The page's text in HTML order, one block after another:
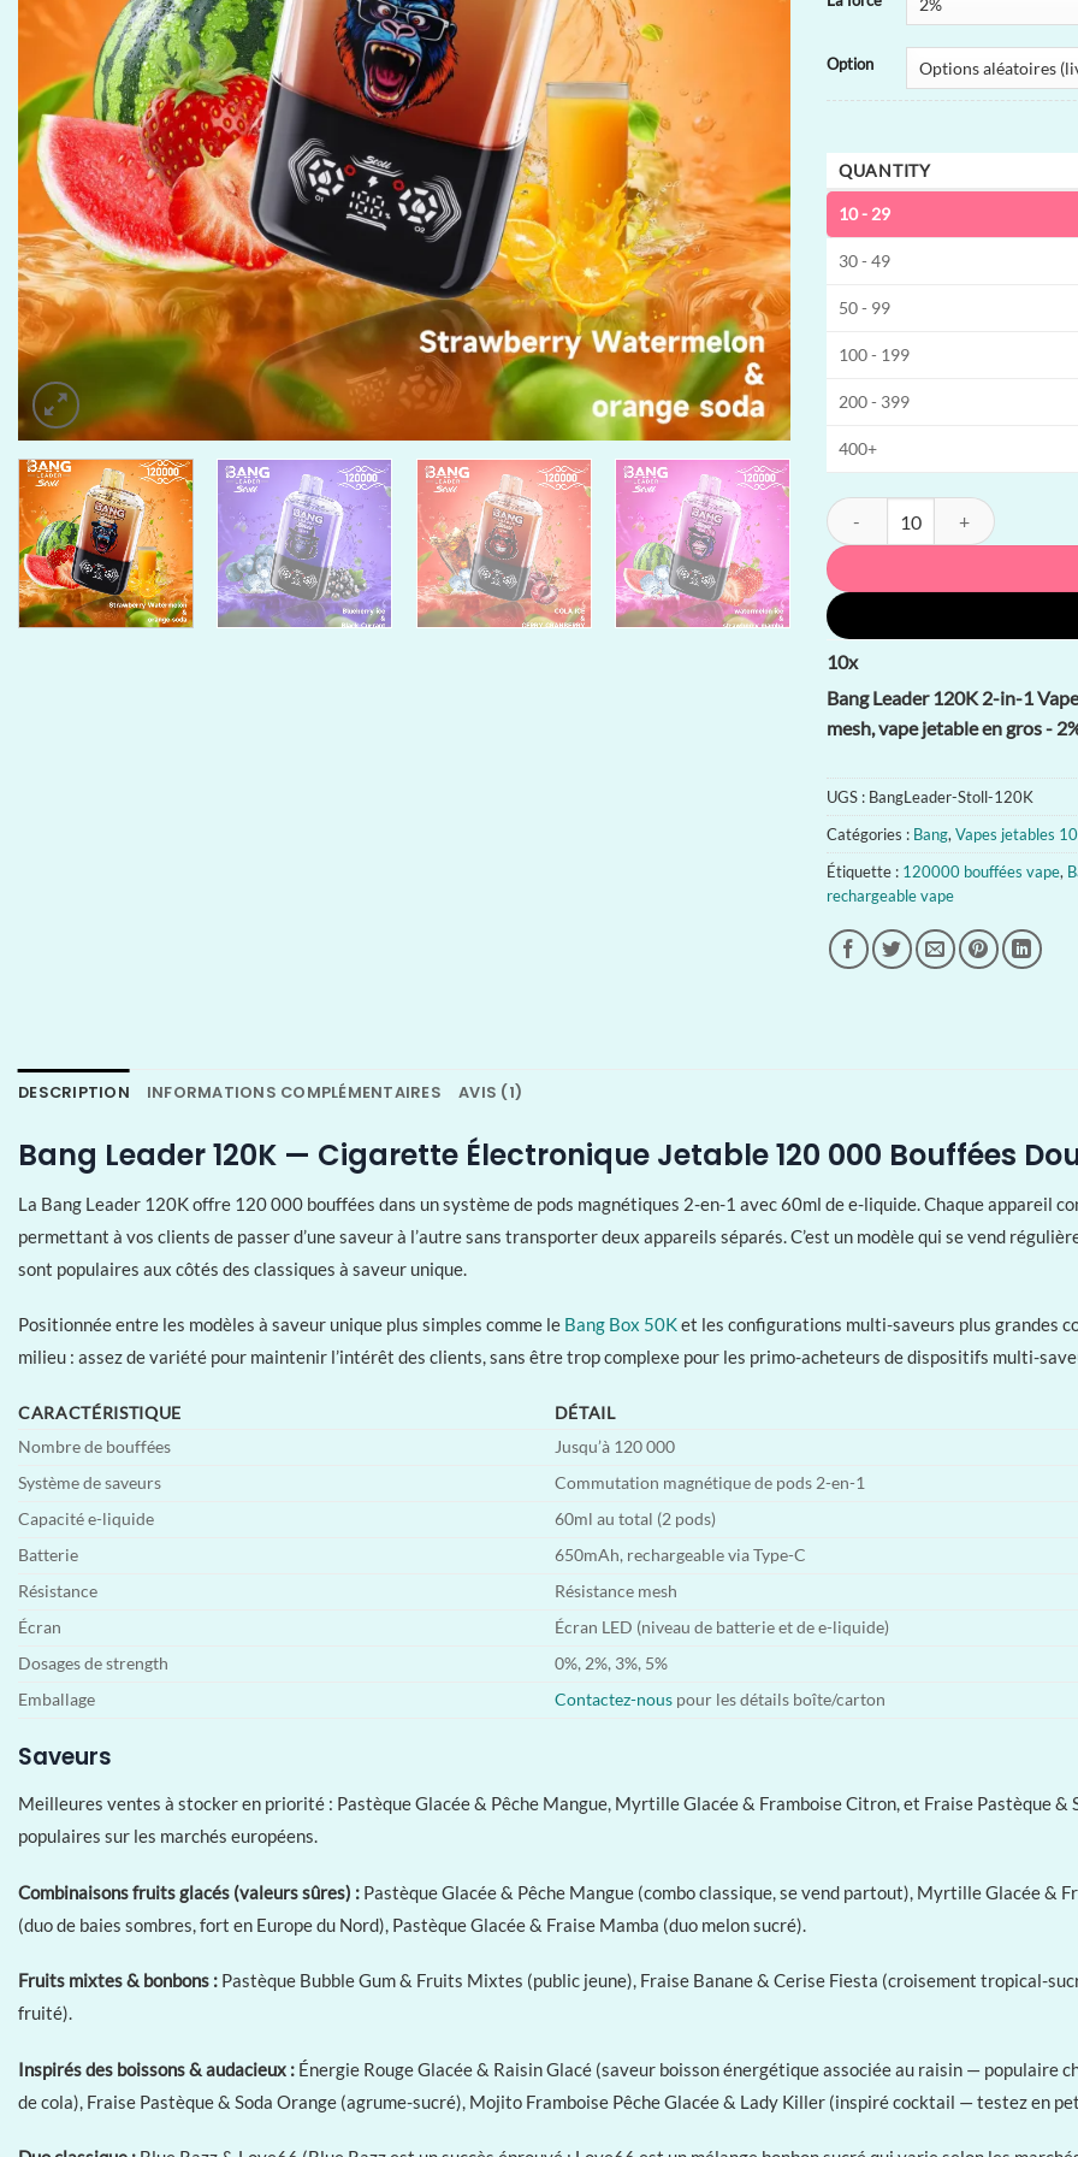
Option
QUANTITY
10 - 29
30 - 49
50 - 99
100 - 199
200 - 399
400+
quantité de Bang Leader 120K 2-
10x
Bang Leader 120K 2-in-1
mesh, vape jetable en gros -
UGS : BangLeader-Stoll-120K
Catégories : Bang, Vapes jetables
Étiquette : 120000 bouffées vape,
rechargeable vape
DESCRIPTION INFORMATIONS COMPLÉMENTAIRES AVIS (1)
Bang Leader 120K — Cigarette Électronique Jetable 120 000 Bouffées
La Bang Leader 120K offre 120 000 bouffées dans un système de pods magnétiques 2-en-1 avec 60ml de e-liquide. Chaque appareil
permettant à vos clients de passer d’une saveur à l’autre sans transporter deux appareils séparés. C’est un modèle qui se vend
sont populaires aux côtés des classiques à saveur unique.
Positionnée entre les modèles à saveur unique plus simples comme le Bang Box 50Ket les configurations multi-saveurs plus grandes
milieu : assez de variété pour maintenir l’intérêt des clients, sans être trop complexe pour les primo-acheteurs de dispositifs multi-
CARACTÉRISTIQUE
DÉTAIL
Nombre de bouffées
Jusqu’à 120 000
Système de saveurs
Commutation magnétique de pods 2-en-1
Capacité e-liquide
60ml au total (2 pods)
Batterie
650mAh, rechargeable via Type-C
Résistance
Résistance mesh
Écran
Écran LED (niveau de batterie et de e-liquide)
Dosages de strength
0%, 2%, 3%, 5%
Emballage
Contactez-nouspour les détails boîte/carton
Saveurs
Meilleures ventes à stocker en priorité : Pastèque Glacée & Pêche Mangue, Myrtille Glacée & Framboise Citron, et Fraise Pastèque
populaires sur les marchés européens.
Combinaisons fruits glacés (valeurs sûres) : Pastèque Glacée & Pêche Mangue (combo classique, se vend partout), Myrtille Glacée &
(duo de baies sombres, fort en Europe du Nord), Pastèque Glacée & Fraise Mamba (duo melon sucré).
Fruits mixtes & bonbons : Pastèque Bubble Gum & Fruits Mixtes (public jeune), Fraise Banane & Cerise Fiesta (croisement tropical-
fruité).
Inspirés des boissons & audacieux : Énergie Rouge Glacée & Raisin Glacé (saveur boisson énergétique associée au raisin — populaire
de cola), Fraise Pastèque & Soda Orange (agrume-sucré), Mojito Framboise Pêche Glacée & Lady Killer (inspiré cocktail — testez en